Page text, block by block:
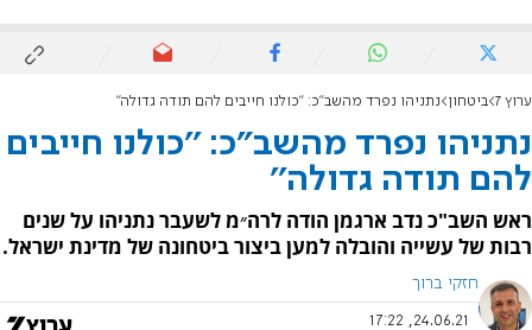
ערוץ 7 ביטחון נתניהו נפרד מהשב"כ: ''כולנו חייבים להם תודה גדולה''
נתניהו נפרד מהשב"כ: ''כולנו חייבים
להם תודה גדולה''
ראש השב"כ נדב ארגמן הודה לרה״מ לשעבר נתניהו על שנים
רבות של עשייה והובלה למען ביצור ביטחונה של מדינת ישראל.
חזקי ברוך
24.06.21, 17:22